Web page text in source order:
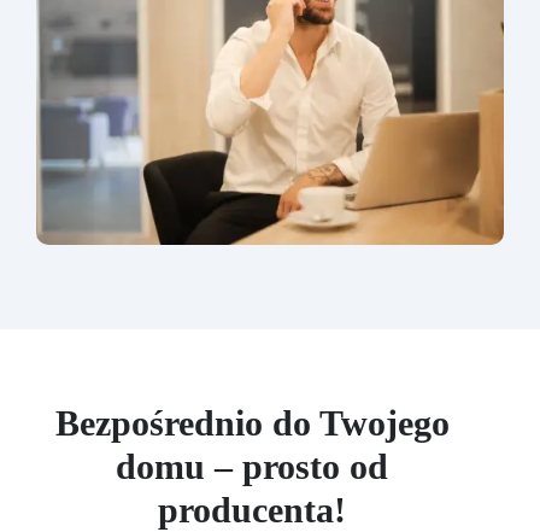
Bezpośrednio do Twojego
domu – prosto od
producenta!